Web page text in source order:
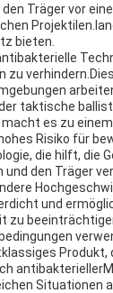
Träger vor
bieten.
zu
taktische
es zu
Risiko für
die hilft, die
den Träger
und
zu
Situationen